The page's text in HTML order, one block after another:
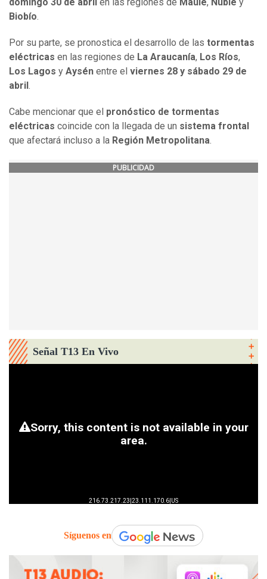
domingo 30 de abril en las regiones de Maule, Ñuble y
Biobío.
Por su parte, se pronostica el desarrollo de las tormentas
eléctricas en las regiones de La Araucanía, Los Ríos,
Los Lagos y Aysén entre el viernes 28 y sábado 29 de
abril .
Cabe mencionar que el pronóstico de tormentas
eléctricas coincide con la llegada de un sistema frontal
que afectará incluso a la Región Metropolitana.
PUBLICIDAD
Señal T13 En Vivo
Síguenos en